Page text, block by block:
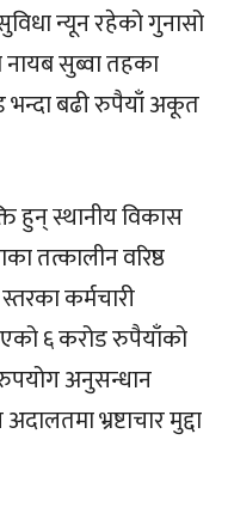
न्यून रहेको गुनासो
सुब्वा तहका
भन्दा बढी रुपैयाँ अकूत
हुन् स्थानीय विकास
तत्कालीन वरिष्ठ
कर्मचारी
६ करोड रुपैयाँको
अनुसन्धान
भ्रष्टाचार मुद्दा